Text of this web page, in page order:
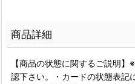
商品詳細
【商品の状態に関するご説明
認下さい。・カードの状態表記